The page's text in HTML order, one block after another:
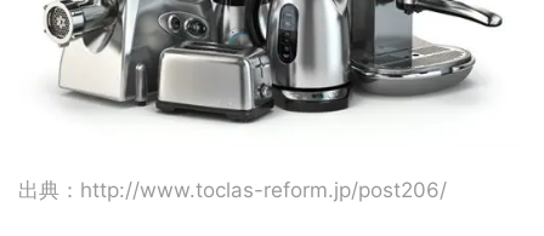
出典：http://www.toclas-reform.jp/post206/